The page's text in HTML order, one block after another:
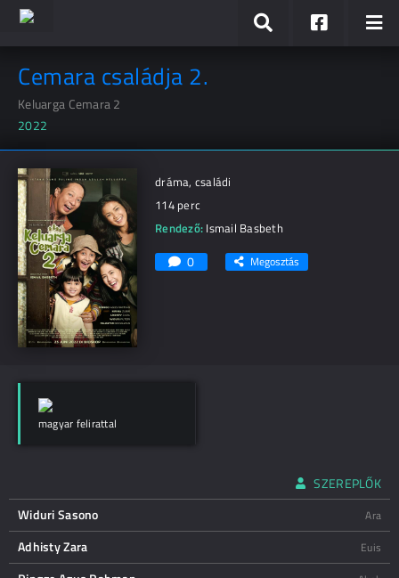
Cemara családja 2.
Keluarga Cemara 2
2022
dráma, családi
114 perc
Rendező: Ismail Basbeth
0 Megosztás
magyar felirattal
SZEREPLŐK
Widuri Sasono
Ara
Adhisty Zara Euis